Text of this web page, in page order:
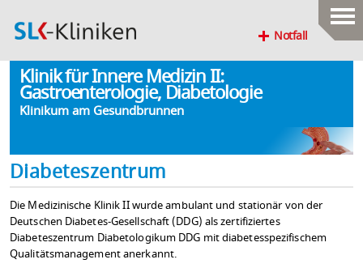
Notfall
Klinik für Innere Medizin II:
Gastroenterologie, Diabetologie
Klinikum am Gesundbrunnen
Diabeteszentrum
Die Medizinische Klinik II wurde ambulant und stationär von der
Deutschen Diabetes-Gesellschaft (DDG) als zertifiziertes
Diabeteszentrum Diabetologikum DDG mit diabetesspezifischem
Qualitätsmanagement anerkannt.